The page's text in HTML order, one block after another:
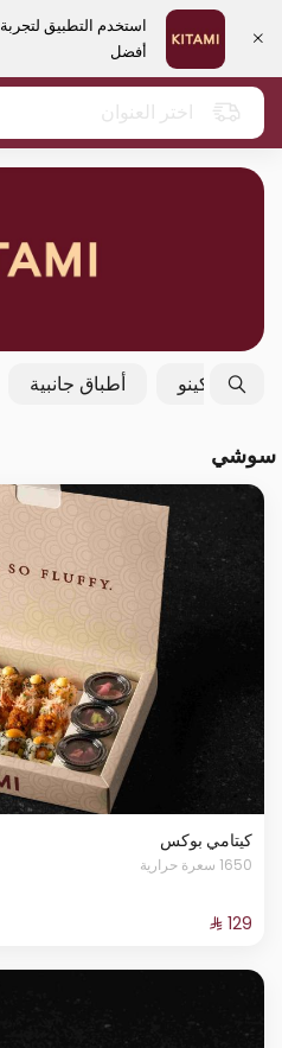
استخدم التطبيق لتجربة
أفضل
اختر العنوان
فولكينو أطباق جانبية
سوشي
كيتامي بوكس
1650 سعرة حرارية